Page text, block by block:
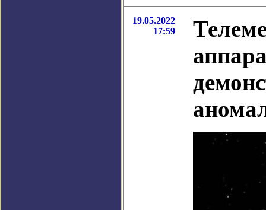
19.05.2022
17:59